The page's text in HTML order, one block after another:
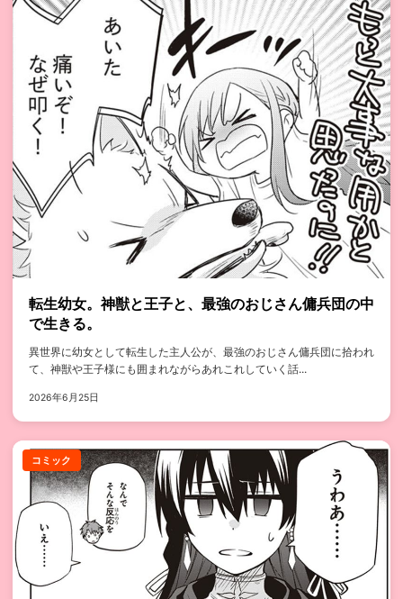
転生幼女。神獣と王子と、最強のおじさん傭兵団の中
で生きる。
異世界に幼女として転生した主人公が、最強のおじさん傭兵団に拾われ
て、神獣や王子様にも囲まれながらあれこれしていく話...
2026年6月25日
コミック